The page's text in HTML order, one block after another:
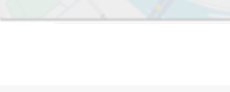
Ceny i płatności